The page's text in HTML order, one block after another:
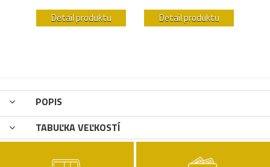
Detail produktu Detail produktu
POPIS
TABUĽKA VEĽKOSTÍ